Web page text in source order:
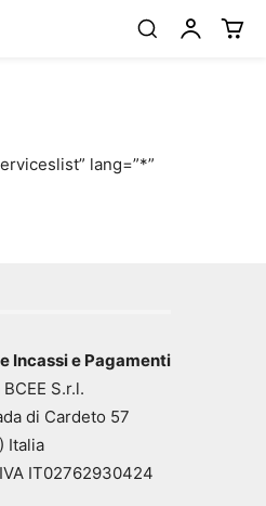
lang=”*”
Incassi e Pagamenti
S.r.l.
di Cardeto 57
Italia
IT02762930424